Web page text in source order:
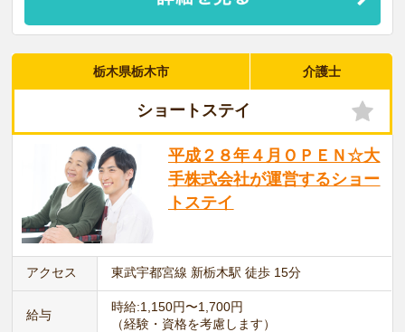
栃木県栃木市 介護士
ショートステイ
平成２８年４月ＯＰＥＮ☆大
手株式会社が運営するショー
トステイ
アクセス 東武宇都宮線 新栃木駅 徒歩 15分
給与
時給:1,150円〜1,700円
（経験・資格を考慮します）